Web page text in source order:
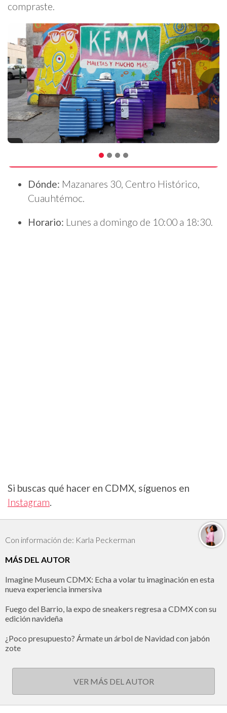
compraste.
Dónde: Mazanares 30, Centro Histórico,
Cuauhtémoc.
Horario: Lunes a domingo de 10:00 a 18:30.
Si buscas qué hacer en CDMX, síguenos en
Instagram
Con información de: Karla Peckerman
MÁS DEL AUTOR
Imagine Museum CDMX: Echa a volar tu imaginación en esta
nueva experiencia inmersiva
Fuego del Barrio, la expo de sneakers regresa a CDMX con su
edición navideña
¿Poco presupuesto? Ármate un árbol de Navidad con jabón
zote
VER MÁS DEL AUTOR